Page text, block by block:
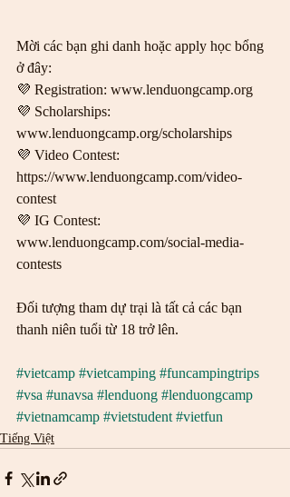
Mời các bạn ghi danh hoặc apply học bổng
ở đây:
💜 Registration: www.lenduongcamp.org
💜 Scholarships:
www.lenduongcamp.org/scholarships
💜 Video Contest:
https://www.lenduongcamp.com/video-
contest
💜 IG Contest:
www.lenduongcamp.com/social-media-
contests
Đối tượng tham dự trại là tất cả các bạn
thanh niên tuổi từ 18 trở lên.
#vietcamp #vietcamping #funcampingtrips
#vsa #unavsa #lenduong #lenduongcamp
#vietnamcamp #vietstudent #vietfun
Tiếng Việt